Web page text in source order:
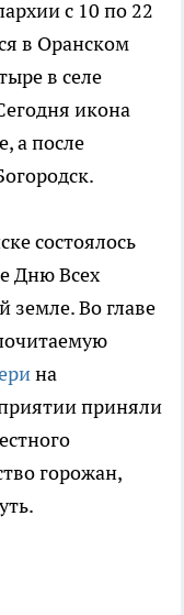
с 10 по 22
в Оранском
в селе
икона
а после
состоялось
Дню Всех
земле. Во главе
на
приняли
горожан,